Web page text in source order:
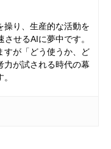
操り、生産的な活動を
せるAIに夢中です。
すが「どう使うか、ど
力が試される時代の幕